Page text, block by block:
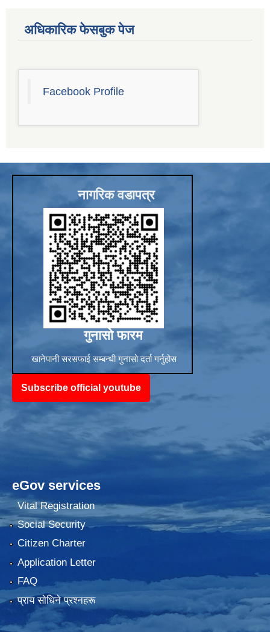
अधिकारिक फेसबुक पेज
Facebook Profile
नागरिक वडापत्र
गुनासो फारम
खानेपानी सरसफाई सम्बन्धी गुनासो दर्ता गर्नुहोस
Subscribe official youtube
eGov services
Vital Registration
Social Security
Citizen Charter
Application Letter
FAQ
प्राय साेधिने प्रश्नहरू